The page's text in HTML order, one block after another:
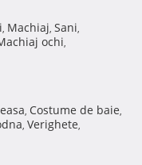
, Machiaj, Sani,
ochi,
, Costume de baie,
, Verighete,